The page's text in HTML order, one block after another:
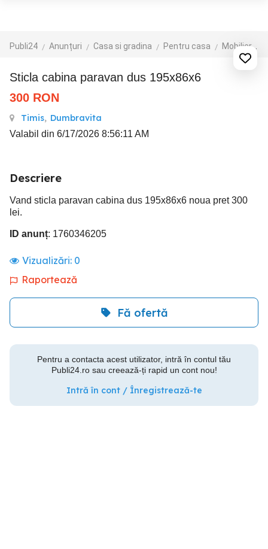
Publi24 Anunțuri Casa si gradina Pentru casa Mobilier
Sticla cabina paravan dus 195x86x6
300 RON
Timis, Dumbravita
Valabil din 6/17/2026 8:56:11 AM
Descriere
Vand sticla paravan cabina dus 195x86x6 noua pret 300
lei.
ID anunț: 1760346205
Vizualizări: 0
Raportează
Fă ofertă
Pentru a contacta acest utilizator, intră în contul tău
Publi24.ro sau creează-ți rapid un cont nou!
Intră în cont / Înregistrează-te